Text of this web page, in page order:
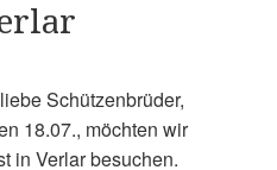
Schützenbrüder,
18.07., möchten wir
in Verlar besuchen.